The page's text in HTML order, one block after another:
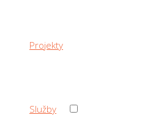
Projekty
Služby